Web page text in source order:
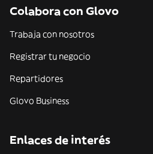
Colabora con Glovo
Trabaja con nosotros
Registrar tu negocio
Repartidores
Glovo Business
Enlaces de interés